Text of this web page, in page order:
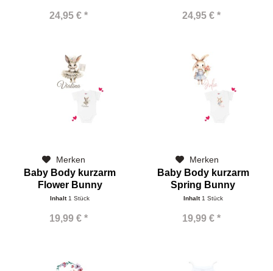
24,95 € * 24,95 € *
Merken
Baby Body kurzarm
Flower Bunny
Inhalt 1 Stück
19,99 € *
Merken
Baby Body kurzarm
Spring Bunny
Inhalt 1 Stück
19,99 € *